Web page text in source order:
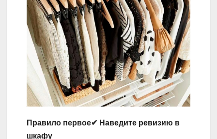
Правило первое✔ Наведите ревизию в
шкафу